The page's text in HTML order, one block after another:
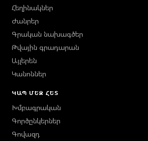
Հեղինակներ
Ժանրեր
Գրական նախագծեր
Թվային գրադարան
Այլերեն
Կանոններ
ԿԱՊ ՄԵԶ ՀԵՏ
Խմբագրական
Գործընկերներ
Գովազդ